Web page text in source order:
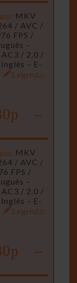
MKV
/ AVC /
FPS /
–
AC3 / 2.0 /
Inglês – E-
Legenda:
–
MKV
/ AVC /
FPS /
–
AC3 / 2.0 /
Inglês – E-
Legenda:
–